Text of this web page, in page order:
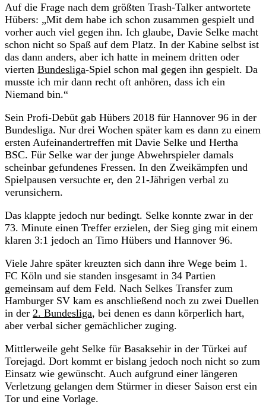
Auf die Frage nach dem größten Trash-Talker antwortete
Hübers: „Mit dem habe ich schon zusammen gespielt und
vorher auch viel gegen ihn. Ich glaube, Davie Selke macht
schon nicht so Spaß auf dem Platz. In der Kabine selbst ist
das dann anders, aber ich hatte in meinem dritten oder
vierten Bundesliga-Spiel schon mal gegen ihn gespielt. Da
musste ich mir dann recht oft anhören, dass ich ein
Niemand bin.“
Sein Profi-Debüt gab Hübers 2018 für Hannover 96 in der
Bundesliga. Nur drei Wochen später kam es dann zu einem
ersten Aufeinandertreffen mit Davie Selke und Hertha
BSC. Für Selke war der junge Abwehrspieler damals
scheinbar gefundenes Fressen. In den Zweikämpfen und
Spielpausen versuchte er, den 21-Jährigen verbal zu
verunsichern.
Das klappte jedoch nur bedingt. Selke konnte zwar in der
73. Minute einen Treffer erzielen, der Sieg ging mit einem
klaren 3:1 jedoch an Timo Hübers und Hannover 96.
Viele Jahre später kreuzten sich dann ihre Wege beim 1.
FC Köln und sie standen insgesamt in 34 Partien
gemeinsam auf dem Feld. Nach Selkes Transfer zum
Hamburger SV kam es anschließend noch zu zwei Duellen
in der 2. Bundesliga, bei denen es dann körperlich hart,
aber verbal sicher gemächlicher zuging.
Mittlerweile geht Selke für Basaksehir in der Türkei auf
Torejagd. Dort kommt er bislang jedoch noch nicht so zum
Einsatz wie gewünscht. Auch aufgrund einer längeren
Verletzung gelangen dem Stürmer in dieser Saison erst ein
Tor und eine Vorlage.